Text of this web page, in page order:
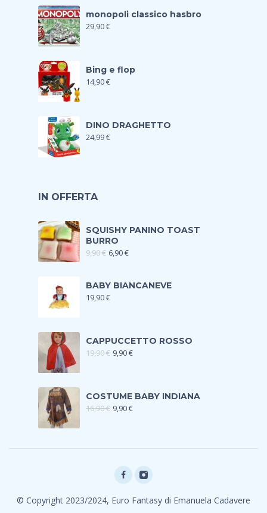
monopoli classico hasbro
29,90€
Bing e flop
14,90€
DINO DRAGHETTO
24,99€
IN OFFERTA
SQUISHY PANINO TOAST
BURRO
9,90€ 6,90€
BABY BIANCANEVE
19,90€
CAPPUCCETTO ROSSO
19,90€ 9,90€
COSTUME BABY INDIANA
16,90€ 9,90€
© Copyright 2023/2024, Euro Fantasy di Emanuela Cadavere